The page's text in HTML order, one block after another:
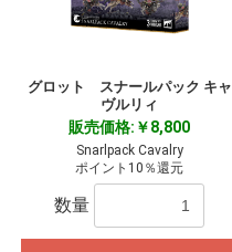
グロット スナールパック キャ
ヴルリィ
販売価格:￥8,800
Snarlpack Cavalry
ポイント10％還元
数量